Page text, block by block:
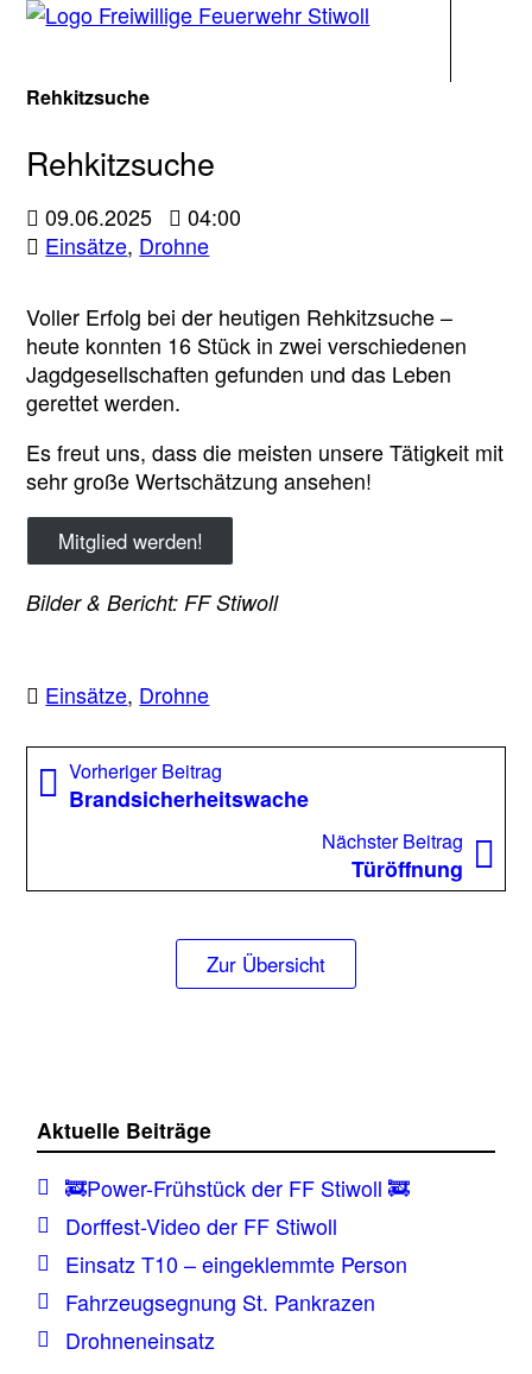
Rehkitzsuche
Rehkitzsuche
09.06.2025
04:00
Einsätze, Drohne
Voller Erfolg bei der heutigen Rehkitzsuche –
heute konnten 16 Stück in zwei verschiedenen
Jagdgesellschaften gefunden und das Leben
gerettet werden.
Es freut uns, dass die meisten unsere Tätigkeit mit
sehr große Wertschätzung ansehen!
Mitglied werden!
Bilder & Bericht: FF Stiwoll
Einsätze, Drohne
Beitragsnavigation
Vorheriger Beitrag
Beitrag:
Brandsicherheitswache
Nächster Beitrag
Türöffnung
Zur Übersicht
Aktuelle Beiträge
🚒Power-Frühstück der FF Stiwoll 🚒
Dorffest-Video der FF Stiwoll
Einsatz T10 – eingeklemmte Person
Fahrzeugsegnung St. Pankrazen
Drohneneinsatz